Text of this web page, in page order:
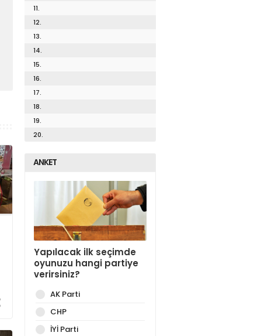
11.
12.
13.
14.
15.
16.
17.
18.
19.
20.
ANKET
Yapılacak ilk seçimde
oyunuzu hangi partiye
verirsiniz?
AK Parti
CHP
İYİ Parti